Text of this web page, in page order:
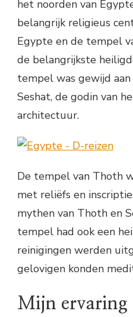
het noorden van
belangrijk religieus
Egypte en de tempel
de belangrijkste
tempel was gewijd
Seshat, de godin van
architectuur.
De tempel van Thoth
met reliëfs en
mythen van Thoth en
tempel had ook een
reinigingen werden
gelovigen konden
Mijn ervaring